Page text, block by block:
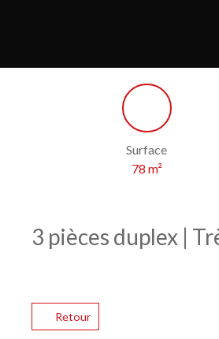
Surface
78 m²
3 pièces duplex |
Retour